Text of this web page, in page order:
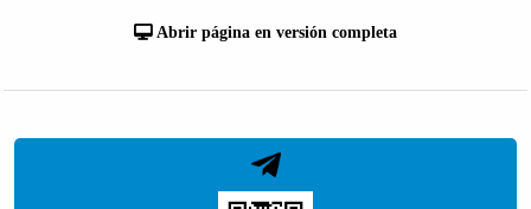
Abrir página en versión completa